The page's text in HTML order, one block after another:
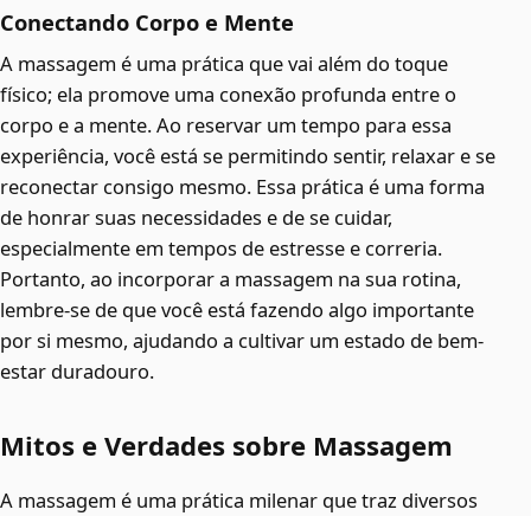
Conectando Corpo e Mente
A massagem é uma prática que vai além do toque
físico; ela promove uma conexão profunda entre o
corpo e a mente. Ao reservar um tempo para essa
experiência, você está se permitindo sentir, relaxar e se
reconectar consigo mesmo. Essa prática é uma forma
de honrar suas necessidades e de se cuidar,
especialmente em tempos de estresse e correria.
Portanto, ao incorporar a massagem na sua rotina,
lembre-se de que você está fazendo algo importante
por si mesmo, ajudando a cultivar um estado de bem-
estar duradouro.
Mitos e Verdades sobre Massagem
A massagem é uma prática milenar que traz diversos